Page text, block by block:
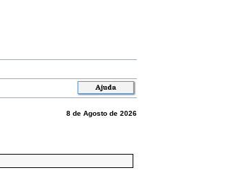
8 de Agosto de 2026